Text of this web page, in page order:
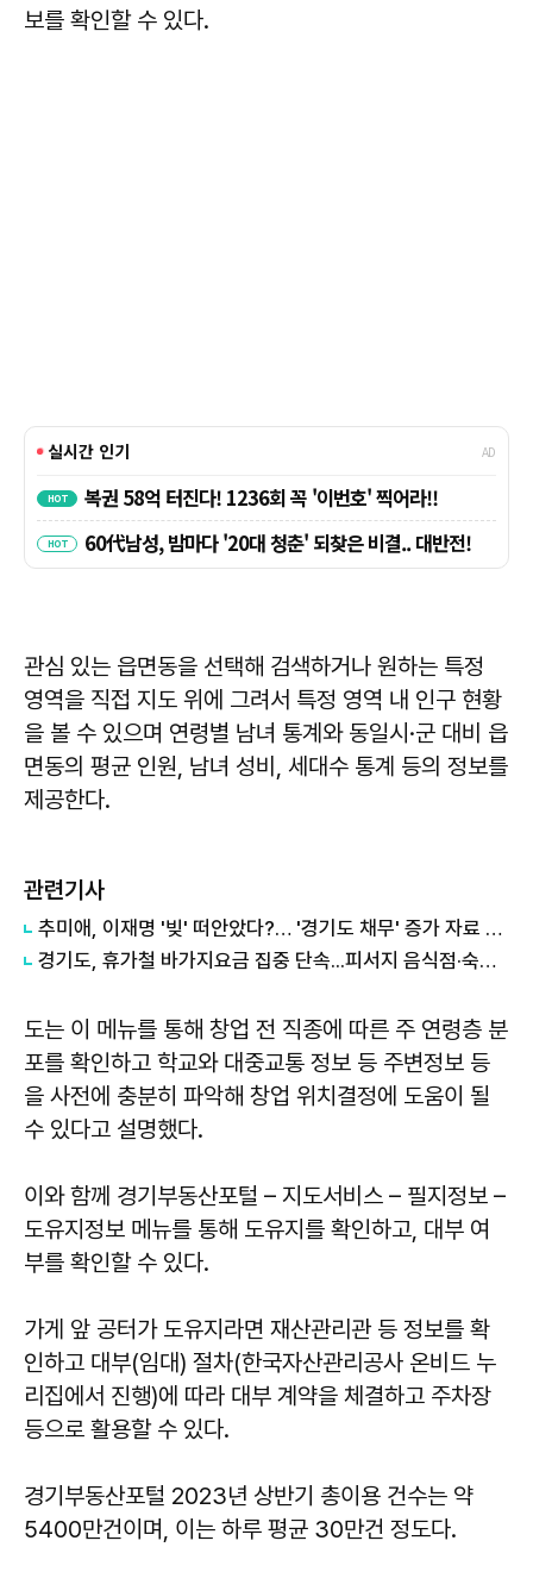
보를 확인할 수 있다.
관심 있는 읍면동을 선택해 검색하거나 원하는 특정
영역을 직접 지도 위에 그려서 특정 영역 내 인구 현황
을 볼 수 있으며 연령별 남녀 통계와 동일시·군 대비 읍
면동의 평균 인원, 남녀 성비, 세대수 통계 등의 정보를
제공한다.
관련기사
추미애, 이재명 '빚' 떠안았다?… '경기도 채무' 증가 자료 실시간 확산
경기도, 휴가철 바가지요금 집중 단속...피서지 음식점·숙박업소 현장점검
도는 이 메뉴를 통해 창업 전 직종에 따른 주 연령층 분
포를 확인하고 학교와 대중교통 정보 등 주변정보 등
을 사전에 충분히 파악해 창업 위치결정에 도움이 될
수 있다고 설명했다.
이와 함께 경기부동산포털 – 지도서비스 – 필지정보 –
도유지정보 메뉴를 통해 도유지를 확인하고, 대부 여
부를 확인할 수 있다.
가게 앞 공터가 도유지라면 재산관리관 등 정보를 확
인하고 대부(임대) 절차(한국자산관리공사 온비드 누
리집에서 진행)에 따라 대부 계약을 체결하고 주차장
등으로 활용할 수 있다.
경기부동산포털 2023년 상반기 총이용 건수는 약
5400만건이며, 이는 하루 평균 30만건 정도다.